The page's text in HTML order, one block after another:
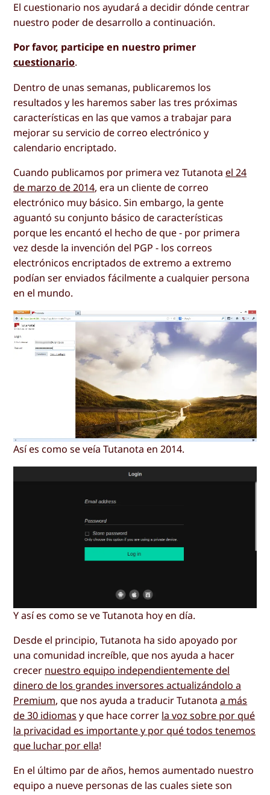
El cuestionario nos ayudará a decidir dónde centrar
nuestro poder de desarrollo a continuación.
Por favor, participe en nuestro primer
cuestionario.
Dentro de unas semanas, publicaremos los
resultados y les haremos saber las tres próximas
características en las que vamos a trabajar para
mejorar su servicio de correo electrónico y
calendario encriptado.
Cuando publicamos por primera vez Tutanota el 24
de marzo de 2014, era un cliente de correo
electrónico muy básico. Sin embargo, la gente
aguantó su conjunto básico de características
porque les encantó el hecho de que - por primera
vez desde la invención del PGP - los correos
electrónicos encriptados de extremo a extremo
podían ser enviados fácilmente a cualquier persona
en el mundo.
Así es como se veía Tutanota en 2014.
Y así es como se ve Tutanota hoy en día.
Desde el principio, Tutanota ha sido apoyado por
una comunidad increíble, que nos ayuda a hacer
crecer nuestro equipo independientemente del
dinero de los grandes inversores actualizándolo a
Premium, que nos ayuda a traducir Tutanotaa más
de 30 idiomas y que hace correr la voz sobre por qué
la privacidad es importante y por qué todos tenemos
que luchar por ella!
En el último par de años, hemos aumentado nuestro
equipo a nueve personas de las cuales siete son